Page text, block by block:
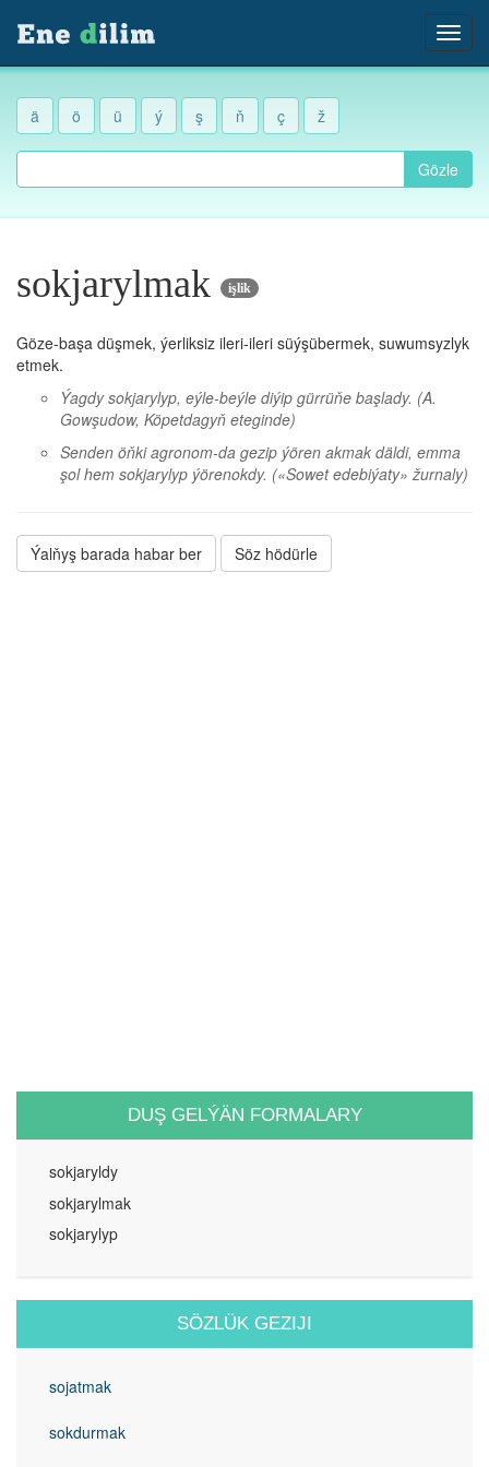
ä ö ü ý ş ň ç ž
Gözle
sokjarylmak işlik
Göze-başa düşmek, ýerliksiz ileri-ileri süýşübermek, suwumsyzlyk
etmek.
Ýagdy sokjarylyp, eýle-beýle diýip gürrüňe başlady. (A.
Gowşudow, Köpetdagyň eteginde)
Senden öňki agronom-da gezip ýören akmak däldi, emma
şol hem sokjarylyp ýörenokdy. («Sowet edebiýaty» žurnaly)
Ýalňyş barada habar ber Söz hödürle
DUŞ GELÝÄN FORMALARY
sokjaryldy
sokjarylmak
sokjarylyp
SÖZLÜK GEZIJI
sojatmak
sokdurmak